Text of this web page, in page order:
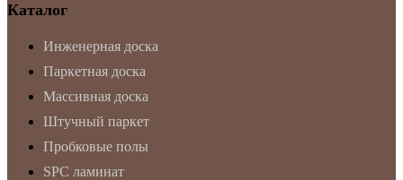
Каталог
Инженерная доска
Паркетная доска
Массивная доска
Штучный паркет
Пробковые полы
SPC ламинат